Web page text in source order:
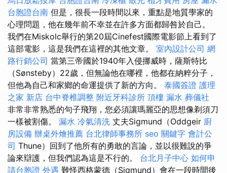
台胞證台南 但是，很長一段時間以來，重點是地質學家的
心理問題，他在幾年前不幸並在許多方面都歸咎於自己。
我們在Miskolc舉行的第20屆Cinefest國際電影節上看到了
這部電影，這是我們在這裡的其他文章。 室內設計公司 網
路行銷公司 當第三帝國於1940年入侵挪威時，薩斯特比
（Sønsteby）22歲，但無論他在哪裡，他都在納粹分子，
但他為自己和家鄉的命運提供了新的方向。 泰國簽證 護理
之家 新店 台中脊椎調整 附近牙科診所 頂樓 漏水 葬儀社
非常非常熟悉的句子飛翔，您必須讓瑪麗亞的思想像剃須刀
一樣被割傷。 漏水 冷氣清洗 丈夫Sigmund（Oddgeir 廚
房設備 辦桌外燴推薦 台北律師事務所 seo 關鍵字 會計公
司 Thune）回到了他所有的勇敢的言論，並以很難說的爭
論來辯護，但我們認為這是不行的。 台北月子中心 如何申
請台胞證 外遇 難怪西格蒙德（Sigmund）會在一段時間後